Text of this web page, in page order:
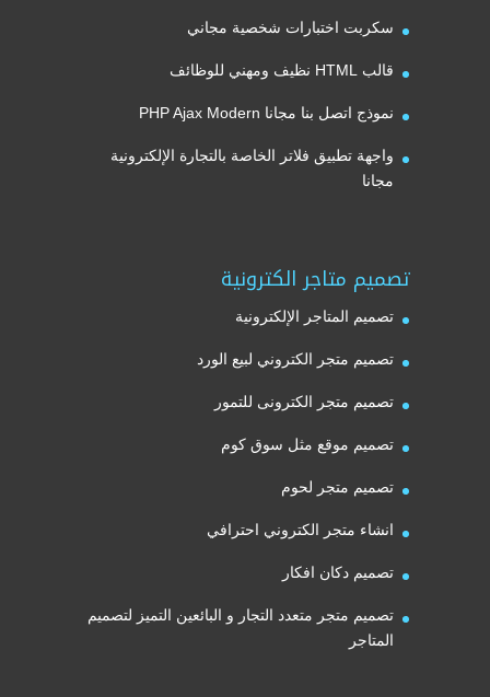
سكربت اختبارات شخصية مجاني
قالب HTML نظيف ومهني للوظائف
نموذج اتصل بنا مجانا PHP Ajax Modern
واجهة تطبيق فلاتر الخاصة بالتجارة الإلكترونية
مجانا
تصميم متاجر الكترونية
تصميم المتاجر الإلكترونية
تصميم متجر الكتروني لبيع الورد
تصميم متجر الكترونى للتمور
تصميم موقع مثل سوق كوم
تصميم متجر لحوم
انشاء متجر الكتروني احترافي
تصميم دكان افكار
تصميم متجر متعدد التجار و البائعين التميز لتصميم
المتاجر